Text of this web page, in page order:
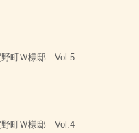
町Ｗ様邸 Vol.5
町Ｗ様邸 Vol.4